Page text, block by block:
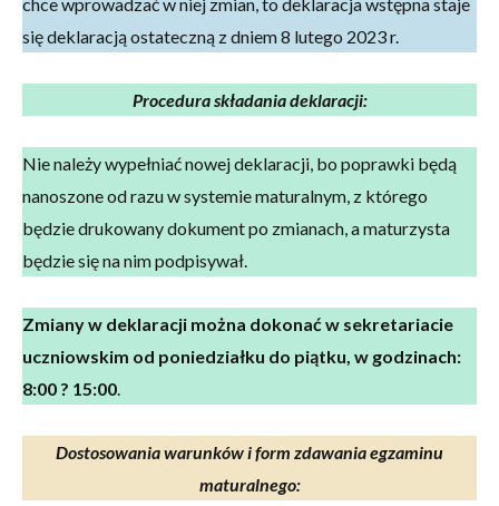
się deklaracją ostateczną z dniem 8 lutego 2023 r.
Procedura składania deklaracji:
Nie należy wypełniać nowej deklaracji, bo poprawki będą
nanoszone od razu w systemie maturalnym, z którego
będzie drukowany dokument po zmianach, a maturzysta
będzie się na nim podpisywał.
Zmiany w deklaracji można dokonać w sekretariacie
uczniowskim od poniedziałku do piątku, w godzinach:
8:00 ? 15:00
Dostosowania warunków i form zdawania egzaminu
maturalnego: